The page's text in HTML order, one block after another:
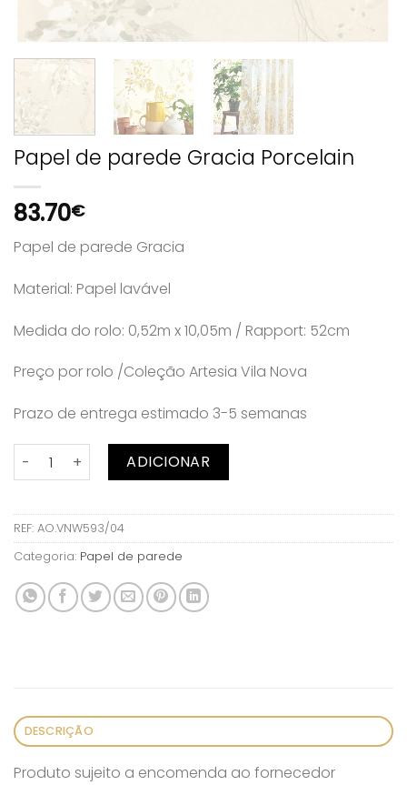
Papel de parede Gracia Porcelain
83.70€
Papel de parede Gracia
Material: Papel lavável
Medida do rolo: 0,52m x 10,05m / Rapport: 52cm
Preço por rolo /Coleção Artesia Vila Nova
Prazo de entrega estimado 3-5 semanas
Quantidade de Papel de parede Gracia Porcelain
ADICIONAR
REF: AO.VNW593/04
Categoria: Papel de parede
DESCRIÇÃO
Produto sujeito a encomenda ao fornecedor